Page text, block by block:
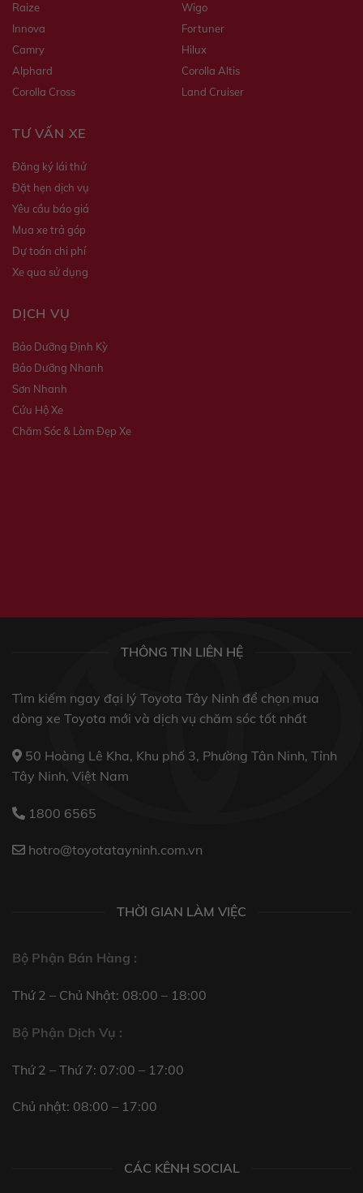
Raize
Wigo
Innova
Fortuner
Camry
Hilux
Alphard
Corolla Altis
Corolla Cross
Land Cruiser
TƯ VẤN XE
Đăng ký lái thử
Đặt hẹn dịch vụ
Yêu cầu báo giá
Mua xe trả góp
Dự toán chi phí
Xe qua sử dụng
DỊCH VỤ
Bảo Dưỡng Định Kỳ
Bảo Dưỡng Nhanh
Sơn Nhanh
Cứu Hộ Xe
Chăm Sóc & Làm Đẹp Xe
THÔNG TIN LIÊN HỆ
Tìm kiếm ngay đại lý Toyota Tây Ninh để chọn mua
dòng xe Toyota mới và dịch vụ chăm sóc tốt nhất
50 Hoàng Lê Kha, Khu phố 3, Phường Tân Ninh, Tỉnh
Tây Ninh, Việt Nam
1800 6565
hotro@toyotatayninh.com.vn
THỜI GIAN LÀM VIỆC
Bộ Phận Bán Hàng :
Thứ 2 – Chủ Nhật: 08:00 – 18:00
Bộ Phận Dịch Vụ :
Thứ 2 – Thứ 7: 07:00 – 17:00
Chủ nhật: 08:00 – 17:00
CÁC KÊNH SOCIAL